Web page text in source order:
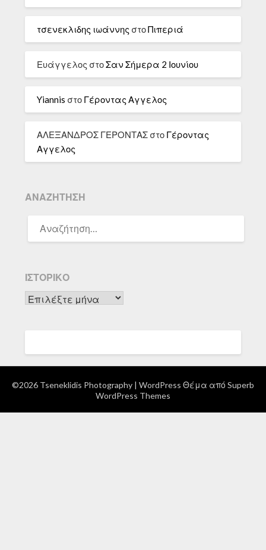
τσενεκλιδης ιωάννης στοΠιπεριά
Ευάγγελος στοΣαν Σήμερα 2 Ιουνίου
Yiannis στο Γέροντας Αγγελος
ΑΛΕΞΑΝΔΡΟΣ ΓΕΡΟΝΤΑΣ στο Γέροντας
Αγγελος
ΑΝΑΖΉΤΗΣΗ
ΓΙΑ:
ΙΣΤΟΡΙΚΌ
Ιστορικό
©2026 Tseneklidis Photography | WordPress Θέμα από Superb
WordPress Themes